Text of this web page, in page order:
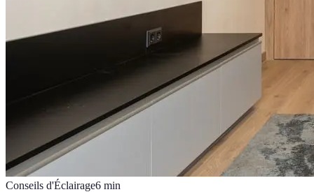
Conseils d'Éclairage6 min